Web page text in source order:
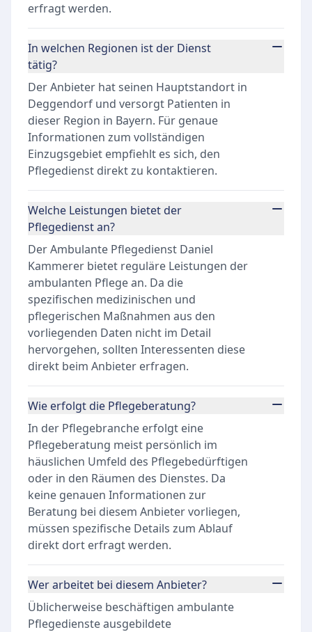
erfragt werden.
In welchen Regionen ist der Dienst
tätig?
Der Anbieter hat seinen Hauptstandort in
Deggendorf und versorgt Patienten in
dieser Region in Bayern. Für genaue
Informationen zum vollständigen
Einzugsgebiet empfiehlt es sich, den
Pflegedienst direkt zu kontaktieren.
Welche Leistungen bietet der
Pflegedienst an?
Der Ambulante Pflegedienst Daniel
Kammerer bietet reguläre Leistungen der
ambulanten Pflege an. Da die
spezifischen medizinischen und
pflegerischen Maßnahmen aus den
vorliegenden Daten nicht im Detail
hervorgehen, sollten Interessenten diese
direkt beim Anbieter erfragen.
Wie erfolgt die Pflegeberatung?
In der Pflegebranche erfolgt eine
Pflegeberatung meist persönlich im
häuslichen Umfeld des Pflegebedürftigen
oder in den Räumen des Dienstes. Da
keine genauen Informationen zur
Beratung bei diesem Anbieter vorliegen,
müssen spezifische Details zum Ablauf
direkt dort erfragt werden.
Wer arbeitet bei diesem Anbieter?
Üblicherweise beschäftigen ambulante
Pflegedienste ausgebildete